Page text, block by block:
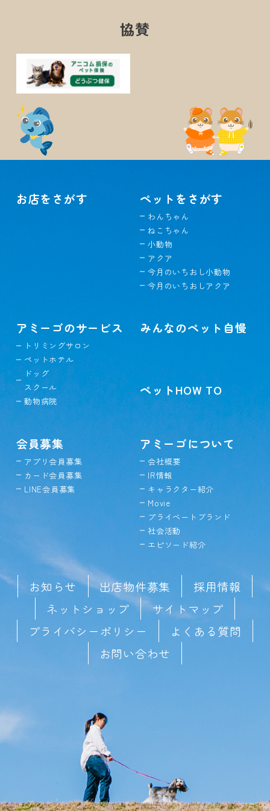
協賛
お店をさがす ペットをさがす
わんちゃん
ねこちゃん
小動物
アクア
今月のいちおし小動物
今月のいちおしアクア
アミーゴのサービス
トリミングサロン
ペットホテル
ドッグ
スクール
動物病院
みんなのペット自慢
ペットHOW TO
会員募集
アプリ会員募集
カード会員募集
LINE会員募集
アミーゴについて
会社概要
IR情報
キャラクター紹介
Movie
プライベートブランド
社会活動
エピソード紹介
お知らせ 出店物件募集
採用情報
ネットショップ
サイトマップ
プライバシーポリシー
よくある質問
お問い合わせ